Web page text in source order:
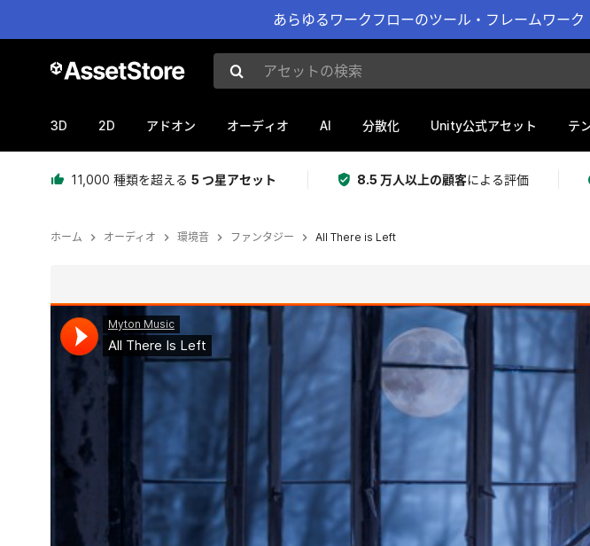
あらゆるワークフローのツール・フレームワー
アセットの検索
3D 2D アドオン オーディオ AI 分散化 Unity公式アセット テ
11,000 種類を超える 5 つ星アセット 8.5 万人以上の顧客による評価
ホーム オーディオ 環境音 ファンタジー All There is Left